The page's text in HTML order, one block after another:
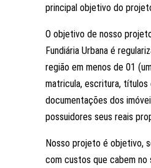
principal objetivo do
O objetivo de nosso
Fundiária Urbana é
região em menos de 01
matricula, escritura, títulos
documentações dos
possuidores seus reais
Nosso projeto é objetivo,
com custos que cabem no